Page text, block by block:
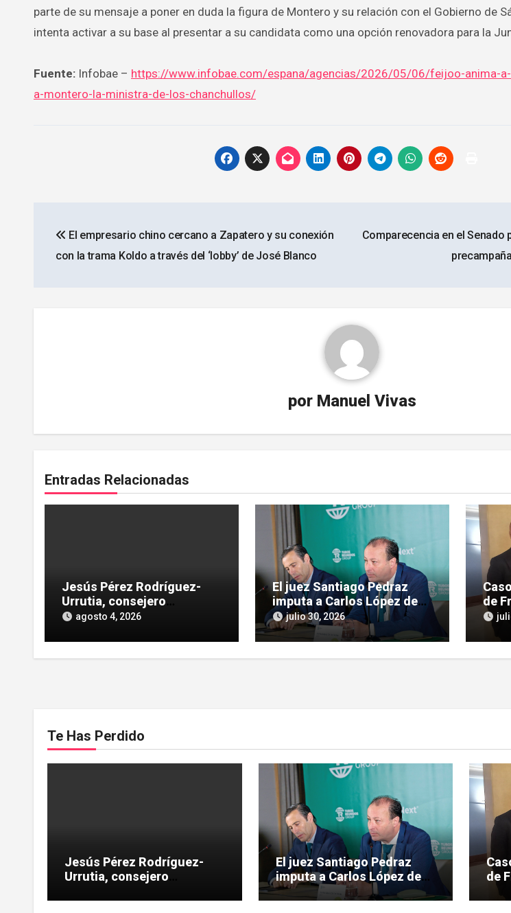
parte de su mensaje a poner en duda la figura de Montero y su relación con el Gobierno de
intenta activar a su base al presentar a su candidata como una opción renovadora para la
Fuente: Infobae – https://www.infobae.com/espana/agencias/2026/05/06/feijoo-anima-
a-montero-la-ministra-de-los-chanchullos/
de
El empresario chino cercano a Zapatero y su conexión
con la trama Koldo a través del ‘lobby’ de José Blanco
Comparecencia en el Senado
por Manuel Vivas
Entradas Relacionadas
Jesús Pérez Rodríguez-
Urrutia, consejero
independiente, vinculado a
Tubos Reunidos
agosto 4, 2026
El juez Santiago Pedraz
imputa a Carlos López de
las Heras por tráfico de
influencias en el caso Leire
julio 30, 2026
de
Te Has Perdido
Jesús Pérez Rodríguez-
Urrutia, consejero
maniobras en el rescate de
El juez Santiago Pedraz
imputa a Carlos López de
las Heras por tráfico de
influencias en el caso Leire
de